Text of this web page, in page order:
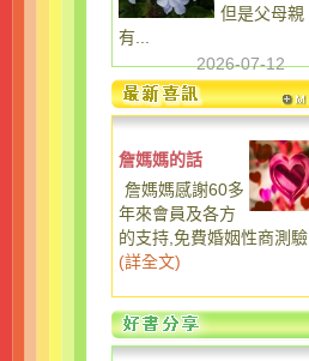
但是父母親
有...
2026-07-12
詹媽媽的話
詹媽媽感謝60多
年來會員及各方
的支持,免費婚姻性商測驗
(詳全文)